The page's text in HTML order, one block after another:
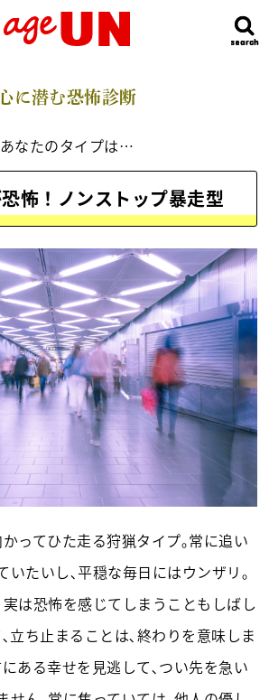
search
search
ンキング 明日の運勢ランキング 今週の運勢
に潜む恐怖診断
あなたのタイプは…
怖！ノンストップ暴走型
ってひた走る狩猟タイプ｡常に追い
いたいし､平穏な毎日にはウンザリ｡
は恐怖を感じてしまうこともしばし
立ち止まることは､終わりを意味しま
ある幸せを見逃して､つい先を急い